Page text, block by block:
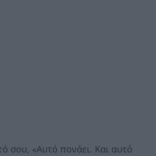
σου, «Αυτό πονάει. Και αυτό